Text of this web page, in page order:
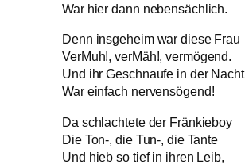
War hier dann nebensächlich.
Denn insgeheim war diese Frau
VerMuh!, verMäh!, vermögend.
Und ihr Geschnaufe in der Nacht
War einfach nervensögend!
Da schlachtete der Fränkieboy
Die Ton-, die Tun-, die Tante
Und hieb so tief in ihren Leib,